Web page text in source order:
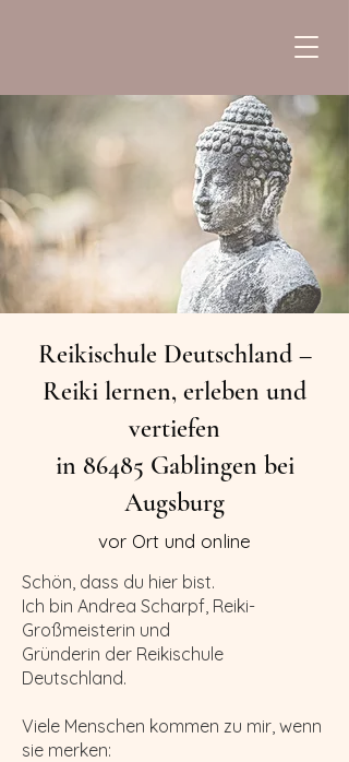
Reikischule Deutschland –
Reiki lernen, erleben und
vertiefen​
in 86485 Gablingen bei
Augsburg
vor Ort und online
Schön, dass du hier bist.
Ich bin Andrea Scharpf, Reiki-
Großmeisterin und
Gründerin der Reikischule
Deutschland.
Viele Menschen kommen zu mir, wenn
sie merken: